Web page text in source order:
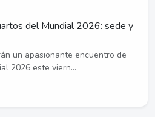
del Mundial 2026: sede y
un apasionante encuentro de
2026 este viern...